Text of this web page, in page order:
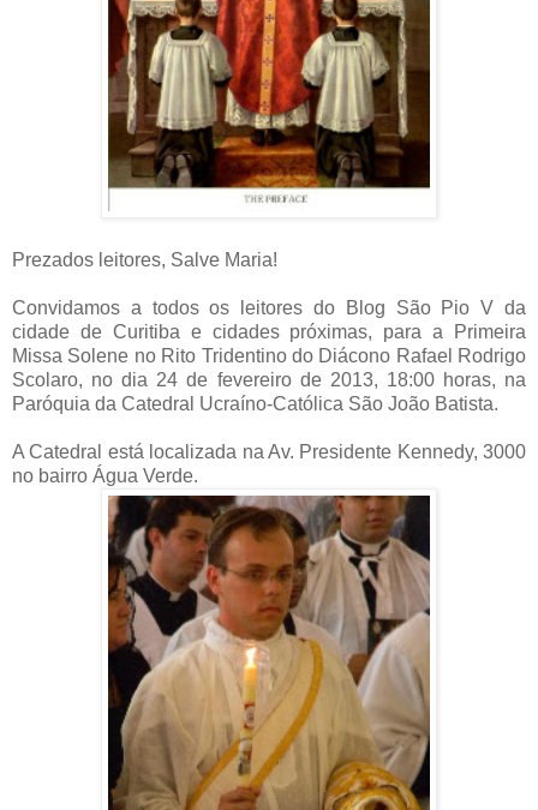
Prezados leitores, Salve Maria!
Convidamos a todos os leitores do Blog São Pio V da
cidade de Curitiba e cidades próximas, para a Primeira
Missa Solene no Rito Tridentino do Diácono Rafael Rodrigo
Scolaro, no dia 24 de fevereiro de 2013, 18:00 horas, na
Paróquia da Catedral Ucraíno-Católica São João Batista.
A Catedral está localizada na Av. Presidente Kennedy, 3000
no bairro Água Verde.